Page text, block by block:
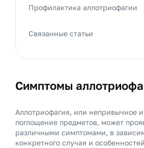
Симптомы
Аллотриофагия, или непривычное
поглощение предметов, может
различными симптомами, в
конкретного случая и
Профилактика аллотриофагии
Связанные статьи